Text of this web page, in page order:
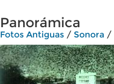
Panorámica
Fotos Antiguas / Sonora /